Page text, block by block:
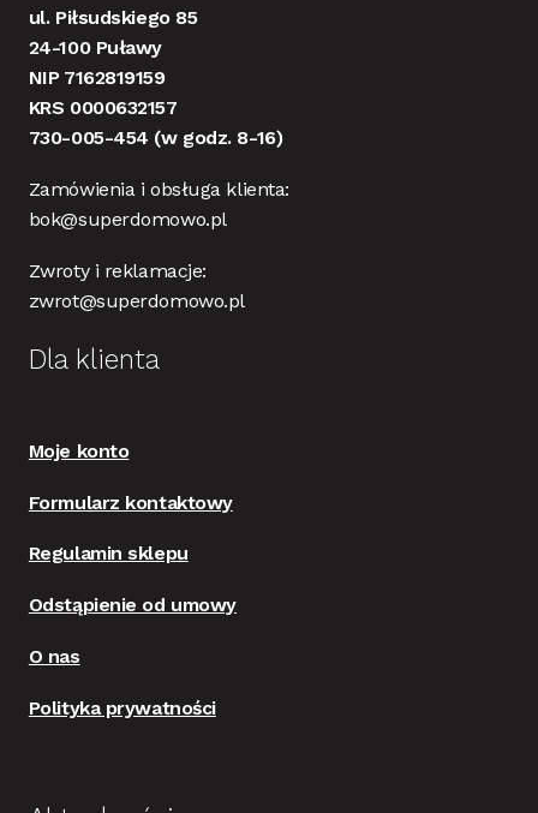
ul. Piłsudskiego 85
24-100 Puławy
NIP 7162819159
KRS 0000632157
730-005-454 (w godz. 8-16)
Zamówienia i obsługa klienta:
bok@superdomowo.pl
Zwroty i reklamacje:
zwrot@superdomowo.pl
Dla klienta
Moje konto
Formularz kontaktowy
Regulamin sklepu
Odstąpienie od umowy
O nas
Polityka prywatności